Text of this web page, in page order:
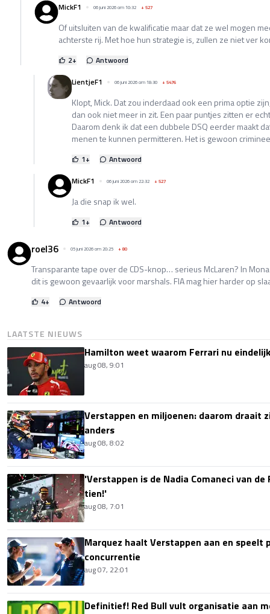
MickF1
06 juni 2026 om 10:32 +527
Of uitsluiten van de kwalificatie maar dat ze wel mogen
achterste rij. Met hoe hun strategie is, zullen ze niet ver
2+
Antwoord
LientjeF1
06 juni 2026 om 18:30 +5476
Klopt, Mick. Dat zou inderdaad ook een prima optie
dan ook niet meer in zit. Een paar puntjes zitten er
Daarom denk ik dat een dubbele DSQ eerder maakt
menen te kunnen permitteren. Het is gewoon
1+
Antwoord
MickF1
06 juni 2026 om 22:32 +527
Ja die snap ik wel.
1+ Antwoord
roel36 05 juni 2026 om 20:25 +80
Transparante tape over de CDS-knop… serieus McLaren? In
dit is gewoon gevaarlijk voor marshals. FIA mag hier harder op
4+ Antwoord
LAATSTE NIEUWS
Hamilton weet waarom Ferrari nu
aug 08, 9:01
Verstappen en miljoenen: daarom draait
anders
aug 08, 8:02
'Verstappen is de Nadia Comaneci van
tien!'
aug 08, 7:01
Marquez haalt Verstappen aan en speelt
concurrentie
aug 07, 22:01
Definitief! Red Bull vult organisatie aan